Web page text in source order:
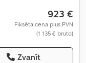
923 €
Fiksēta cena plus PVN
(1 135 € bruto)
Zvanīt